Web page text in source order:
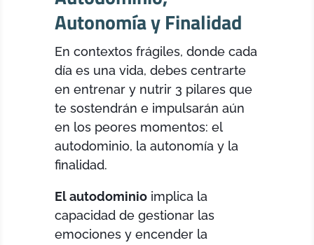
Autonomía y Finalidad
En contextos frágiles, donde cada
día es una vida, debes centrarte
en entrenar y nutrir 3 pilares que
te sostendrán e impulsarán aún
en los peores momentos: el
autodominio, la autonomía y la
finalidad.
El autodominio implica la
capacidad de gestionar las
emociones y encender la